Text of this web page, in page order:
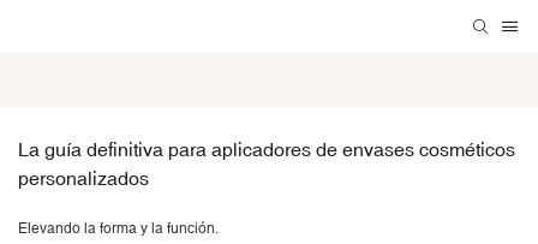
La guía definitiva para aplicadores de envases cosméticos
personalizados
Elevando la forma y la función.